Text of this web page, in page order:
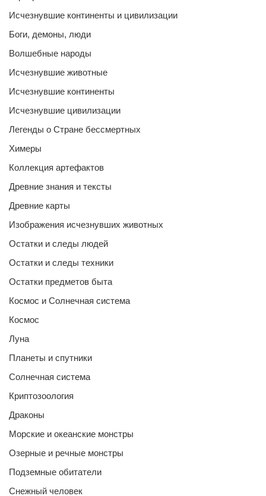
Исчезнувшие континенты и цивилизации
Боги, демоны, люди
Волшебные народы
Исчезнувшие животные
Исчезнувшие континенты
Исчезнувшие цивилизации
Легенды о Стране бессмертных
Химеры
Коллекция артефактов
Древние знания и тексты
Древние карты
Изображения исчезнувших животных
Остатки и следы людей
Остатки и следы техники
Остатки предметов быта
Космос и Солнечная система
Космос
Луна
Планеты и спутники
Солнечная система
Криптозоология
Драконы
Морские и океанские монстры
Озерные и речные монстры
Подземные обитатели
Снежный человек